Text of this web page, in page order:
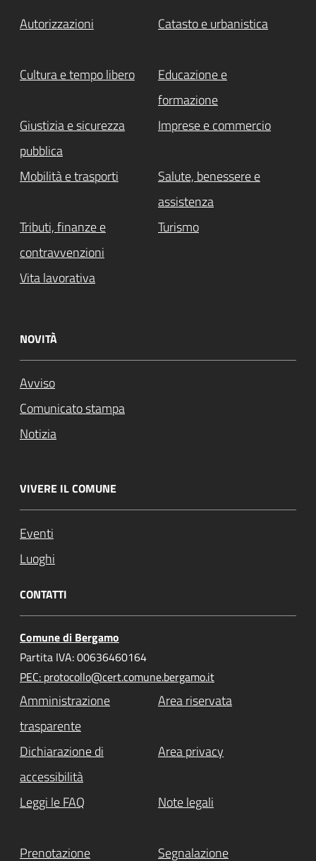
Autorizzazioni Catasto e urbanistica
Cultura e tempo libero
Educazione e
formazione
Giustizia e sicurezza
pubblica
Imprese e commercio
Mobilità e trasporti
Salute, benessere e
assistenza
Tributi, finanze e
contravvenzioni
Turismo
Vita lavorativa
NOVITÀ
Avviso
Comunicato stampa
Notizia
VIVERE IL COMUNE
Eventi
Luoghi
CONTATTI
Comune di Bergamo
Partita IVA: 00636460164
PEC: protocollo@cert.comune.bergamo.it
Amministrazione
trasparente
Area riservata
Dichiarazione di
accessibilità
Area privacy
Leggi le FAQ Note legali
Prenotazione Segnalazione